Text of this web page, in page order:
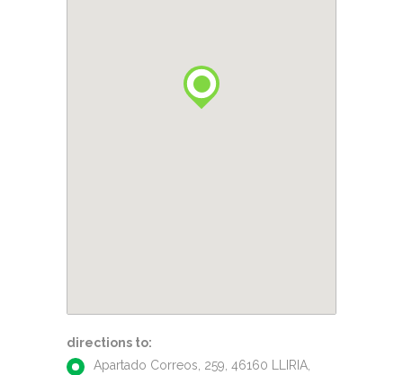
directions to:
Apartado Correos, 259, 46160 LLIRIA,